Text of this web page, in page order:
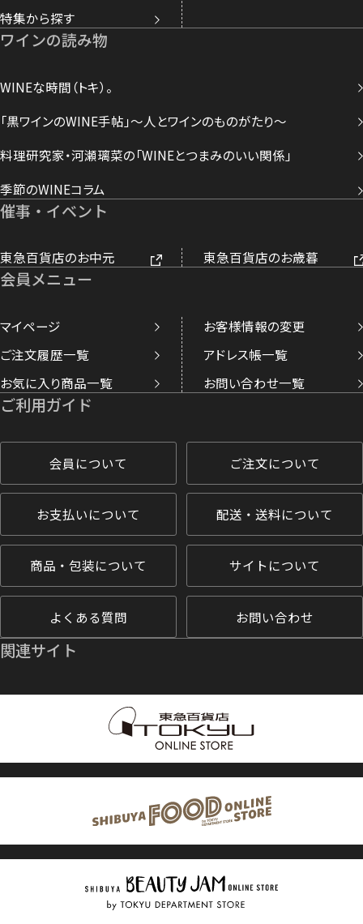
特集から探す
ワインの読み物
WINEな時間（トキ）。
「黒ワインのWINE手帖」～人とワインのものがたり～
料理研究家・河瀬璃菜の「WINEとつまみのいい関係」
季節のWINEコラム
催事・イベント
東急百貨店のお中元 東急百貨店のお歳暮
会員メニュー
マイページ
お客様情報の変更
ご注文履歴一覧
アドレス帳一覧
お気に入り商品一覧
お問い合わせ一覧
ご利用ガイド
会員について ご注文について
お支払いについて 配送・送料について
商品・包装について サイトについて
よくある質問 お問い合わせ
関連サイト